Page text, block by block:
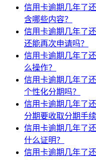
信用卡逾期几年了
含哪些内容？
信用卡逾期几年了
还能再次申请吗？
信用卡逾期几年了
么操作？
信用卡逾期几年了
个性化分期吗？
信用卡逾期几年了
分期要收取分期手
信用卡逾期几年了
什么证明？
信用卡逾期几年了